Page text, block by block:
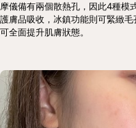
摩儀備有兩個散熱孔，因此4種模
護膚品吸收，冰鎮功能則可緊緻
可全面提升肌膚狀態。